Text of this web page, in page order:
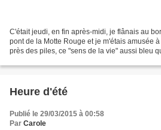
C'était jeudi, en fin après-midi, je flânais au
pont de la Motte Rouge et je m'étais amusée
près des piles, ce "sens de la vie" aussi bleu
Heure d'été
Publié le 29/03/2015 à 00:58
Par Carole